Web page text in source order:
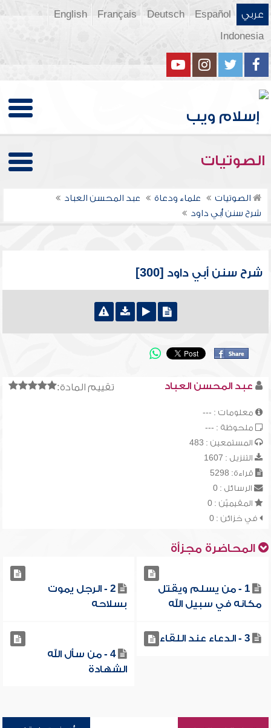
عربي Español
Deutsch
Français
English
Indonesia
الصوتيات
الصوتيات علماء ودعاة
عبد المحسن العباد
شرح سنن أبي داود
شرح سنن أبي داود [300]
تقييم المادة: عبد المحسن العباد
معلومات : ---
ملحوظة : ---
المستمعين : 483
التنزيل : 1607
قراءة: 5298
الرسائل : 0
المقيميّن : 0
في خزائن : 0
المحاضرة مجزأة
1 - من يسلم ويقتل
مكانه في سبيل الله
2 - الرجل يموت
بسلاحه
3 - الدعاء عند اللقاء
4 - من سأل الله
الشهادة